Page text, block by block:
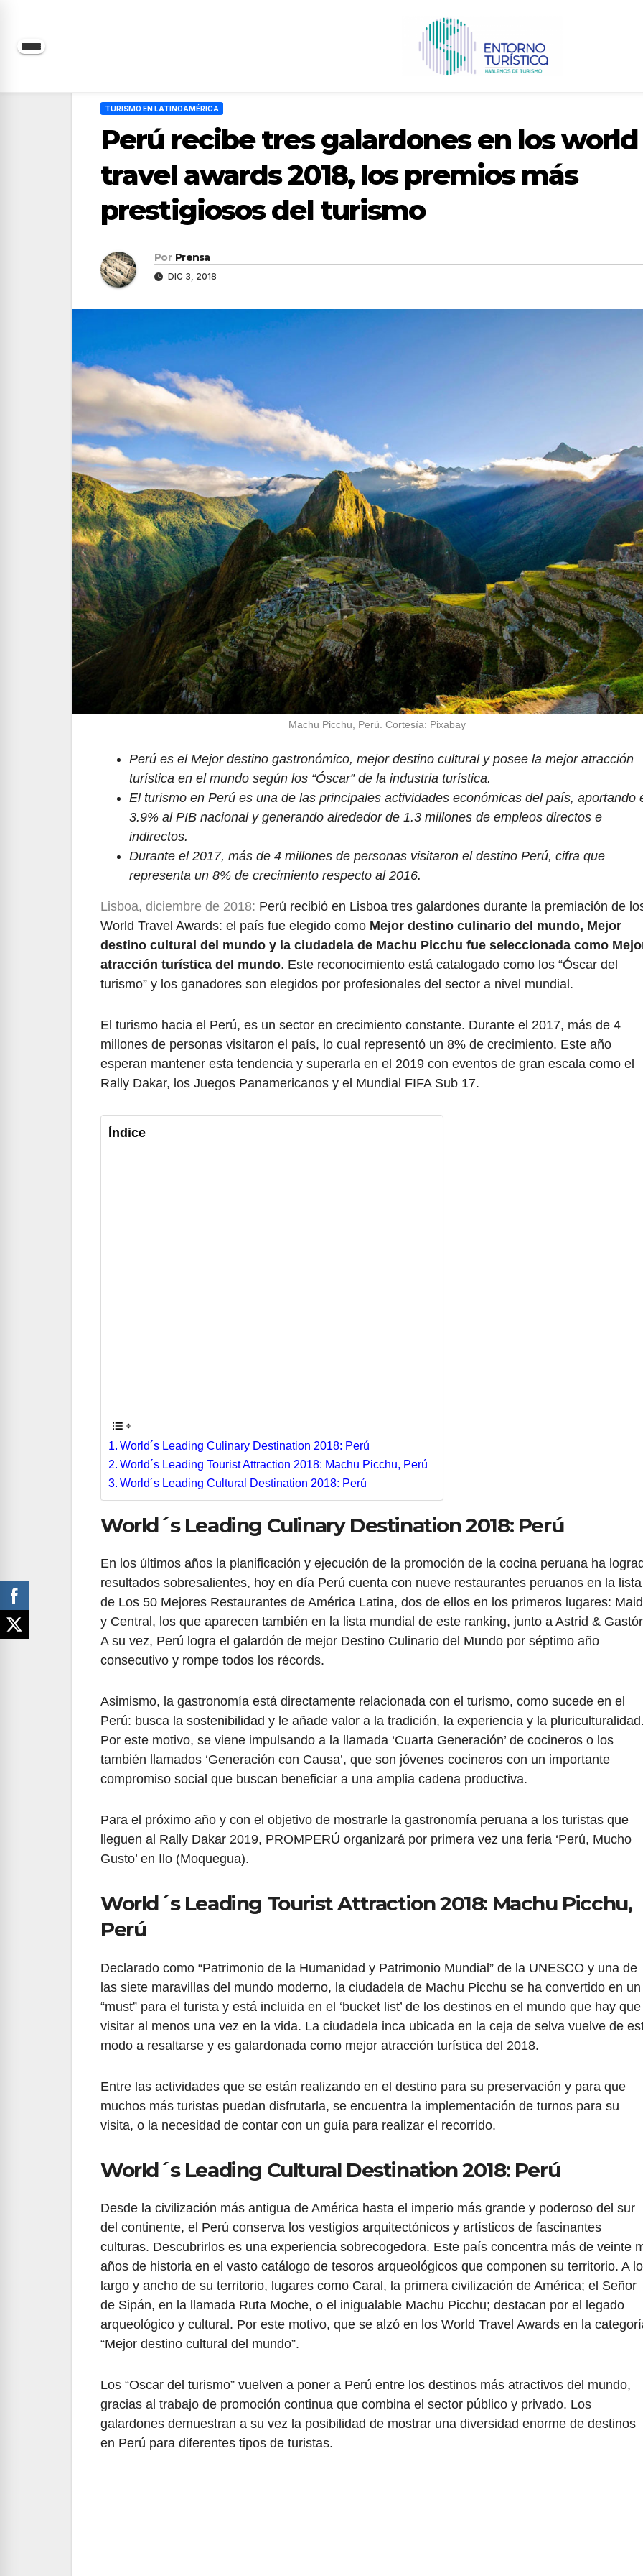
Saltar
TURISMO EN LATINOAMÉRICA
Perú recibe tres galardones en los world
travel awards 2018, los premios más
prestigiosos del turismo
Por Prensa
DIC 3, 2018
Machu Picchu, Perú. Cortesía: Pixabay
Perú es el Mejor destino gastronómico, mejor destino cultural y posee la mejor atracción
turística en el mundo según los “Óscar” de la industria turística.
El turismo en Perú es una de las principales actividades económicas del país, aportando
3.9% al PIB nacional y generando alrededor de 1.3 millones de empleos directos e
indirectos.
Durante el 2017, más de 4 millones de personas visitaron el destino Perú, cifra que
representa un 8% de crecimiento respecto al 2016.
Lisboa, diciembre de 2018: Perú recibió en Lisboa tres galardones durante la premiación de
World Travel Awards: el país fue elegido como Mejor destino culinario del mundo, Mejor
destino cultural del mundo y la ciudadela de Machu Picchu fue seleccionada como
atracción turística del mundo. Este reconocimiento está catalogado como los “Óscar del
turismo” y los ganadores son elegidos por profesionales del sector a nivel mundial.
El turismo hacia el Perú, es un sector en crecimiento constante. Durante el 2017, más de 4
millones de personas visitaron el país, lo cual representó un 8% de crecimiento. Este año
esperan mantener esta tendencia y superarla en el 2019 con eventos de gran escala como el
Rally Dakar, los Juegos Panamericanos y el Mundial FIFA Sub 17.
Índice
World´s Leading Culinary Destination 2018: Perú
World´s Leading Tourist Attraction 2018: Machu Picchu, Perú
World´s Leading Cultural Destination 2018: Perú
World´s Leading Culinary Destination 2018: Perú
En los últimos años la planificación y ejecución de la promoción de la cocina peruana ha
resultados sobresalientes, hoy en día Perú cuenta con nueve restaurantes peruanos en la lista
de Los 50 Mejores Restaurantes de América Latina, dos de ellos en los primeros lugares:
y Central, los que aparecen también en la lista mundial de este ranking, junto a Astrid &
A su vez, Perú logra el galardón de mejor Destino Culinario del Mundo por séptimo año
consecutivo y rompe todos los récords.
Asimismo, la gastronomía está directamente relacionada con el turismo, como sucede en el
Perú: busca la sostenibilidad y le añade valor a la tradición, la experiencia y la
Por este motivo, se viene impulsando a la llamada ‘Cuarta Generación’ de cocineros o los
también llamados ‘Generación con Causa’, que son jóvenes cocineros con un importante
compromiso social que buscan beneficiar a una amplia cadena productiva.
Para el próximo año y con el objetivo de mostrarle la gastronomía peruana a los turistas que
lleguen al Rally Dakar 2019, PROMPERÚ organizará por primera vez una feria ‘Perú, Mucho
Gusto’ en Ilo (Moquegua).
World´s Leading Tourist Attraction 2018: Machu Picchu,
Perú
Declarado como “Patrimonio de la Humanidad y Patrimonio Mundial” de la UNESCO y una de
las siete maravillas del mundo moderno, la ciudadela de Machu Picchu se ha convertido en un
“must” para el turista y está incluida en el ‘bucket list’ de los destinos en el mundo que hay que
visitar al menos una vez en la vida. La ciudadela inca ubicada en la ceja de selva vuelve de
modo a resaltarse y es galardonada como mejor atracción turística del 2018.
Entre las actividades que se están realizando en el destino para su preservación y para que
muchos más turistas puedan disfrutarla, se encuentra la implementación de turnos para su
visita, o la necesidad de contar con un guía para realizar el recorrido.
World´s Leading Cultural Destination 2018: Perú
Desde la civilización más antigua de América hasta el imperio más grande y poderoso del sur
del continente, el Perú conserva los vestigios arquitectónicos y artísticos de fascinantes
culturas. Descubrirlos es una experiencia sobrecogedora. Este país concentra más de veinte
años de historia en el vasto catálogo de tesoros arqueológicos que componen su territorio. A lo
largo y ancho de su territorio, lugares como Caral, la primera civilización de América; el Señor
de Sipán, en la llamada Ruta Moche, o el inigualable Machu Picchu; destacan por el legado
arqueológico y cultural. Por este motivo, que se alzó en los World Travel Awards en la
“Mejor destino cultural del mundo”.
Los “Oscar del turismo” vuelven a poner a Perú entre los destinos más atractivos del mundo,
gracias al trabajo de promoción continua que combina el sector público y privado. Los
galardones demuestran a su vez la posibilidad de mostrar una diversidad enorme de destinos
en Perú para diferentes tipos de turistas.